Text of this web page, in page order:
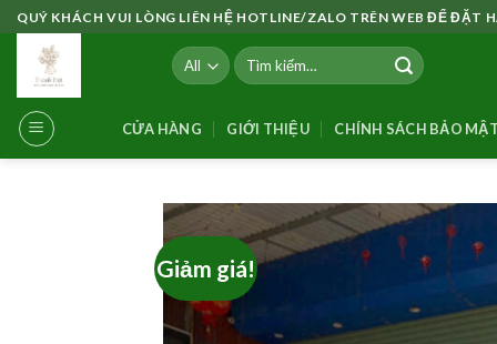
Skip
to
content
QUÝ KHÁCH VUI LÒNG LIÊN HỆ HOTLINE/ZALO TRÊN WEB ĐỂ ĐẶT
Tìm
kiếm:
CỬA HÀNG GIỚI THIỆU CHÍNH SÁCH BẢO MẬT
Giảm giá!